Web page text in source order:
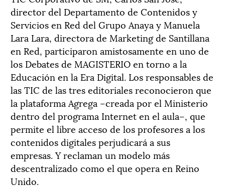
director del Departamento de Contenidos y
Servicios en Red del Grupo Anaya y Manuela
Lara Lara, directora de Marketing de Santillana
en Red, participaron amistosamente en uno de
los Debates de MAGISTERIO en torno a la
Educación en la Era Digital. Los responsables de
las TIC de las tres editoriales reconocieron que
la plataforma Agrega –creada por el Ministerio
dentro del programa Internet en el aula–, que
permite el libre acceso de los profesores a los
contenidos digitales perjudicará a sus
empresas. Y reclaman un modelo más
descentralizado como el que opera en Reino
Unido.